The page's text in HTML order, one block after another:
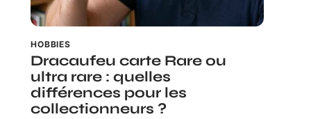
HOBBIES
Dracaufeu carte Rare ou
ultra rare : quelles
différences pour les
collectionneurs ?